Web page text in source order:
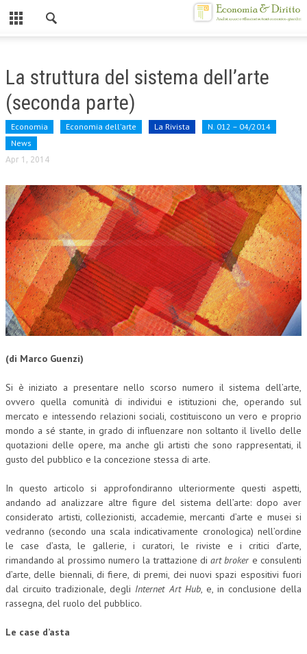
CHI SIAMO
CONTATTI
ATTO COSTITUTIVO E STATUTO
ORGANIZZAZIONE
OBIETTIVI
DIREZIONE SCIENTIFICA
ALTA FORMAZIONE
CORSI CE.S.E.D.
BROCHURE CE.S.E.D.
LA RIVISTA
LA RIVISTA
COMITATO SCIENTIFICO
COMITATO EDITORIALE
REDAZIONE
PEER REVIEW
CODICE ETICO
La struttura del sistema dell’arte
(seconda parte)
Economia Economia dell'arte La Rivista
N. 012 – 04/2014
News
Apr 1, 2014
(di Marco Guenzi)
Si è iniziato a presentare nello scorso numero il sistema dell’arte,
ovvero quella comunità di individui e istituzioni che, operando sul
mercato e intessendo relazioni sociali, costituiscono un vero e proprio
mondo a sé stante, in grado di influenzare non soltanto il livello delle
quotazioni delle opere, ma anche gli artisti che sono rappresentati, il
gusto del pubblico e la concezione stessa di arte.
In questo articolo si approfondiranno ulteriormente questi aspetti,
andando ad analizzare altre figure del sistema dell’arte: dopo aver
considerato artisti, collezionisti, accademie, mercanti d’arte e musei si
vedranno (secondo una scala indicativamente cronologica) nell’ordine
le case d’asta, le gallerie, i curatori, le riviste e i critici d’arte,
rimandando al prossimo numero la trattazione diart brokere consulenti
d’arte, delle biennali, di fiere, di premi, dei nuovi spazi espositivi fuori
dal circuito tradizionale, degli Internet Art Hub, e, in conclusione della
rassegna, del ruolo del pubblico.
Le case d’asta